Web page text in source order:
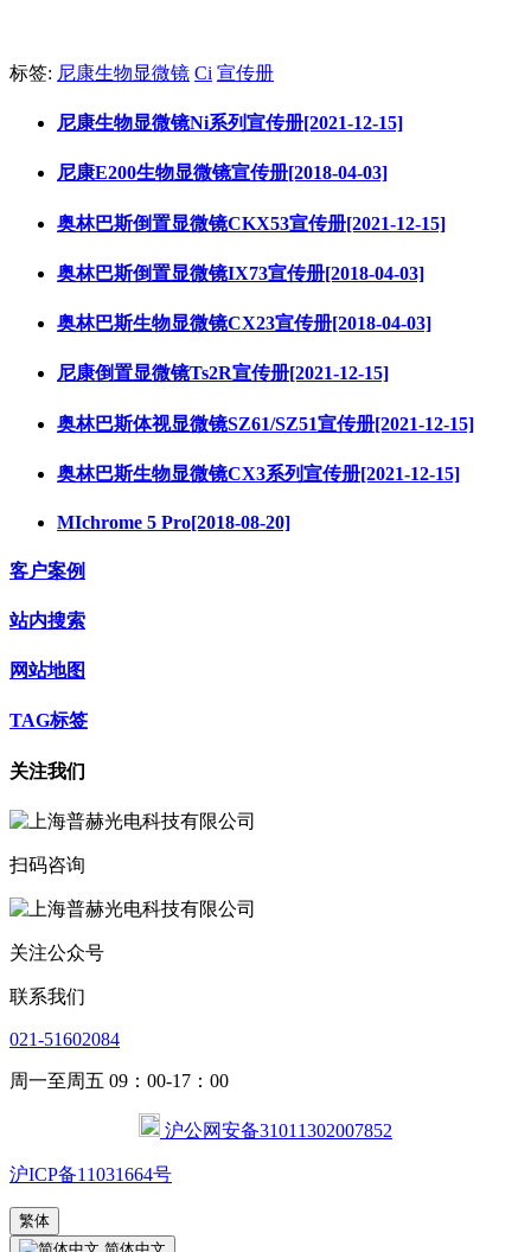
标签: 尼康生物显微镜 Ci 宣传册
尼康生物显微镜Ni系列宣传册[2021-12-15]
尼康E200生物显微镜宣传册[2018-04-03]
奥林巴斯倒置显微镜CKX53宣传册[2021-12-15]
奥林巴斯倒置显微镜IX73宣传册[2018-04-03]
奥林巴斯生物显微镜CX23宣传册[2018-04-03]
尼康倒置显微镜Ts2R宣传册[2021-12-15]
奥林巴斯体视显微镜SZ61/SZ51宣传册[2021-12-15]
奥林巴斯生物显微镜CX3系列宣传册[2021-12-15]
MIchrome 5 Pro[2018-08-20]
客户案例
站内搜索
网站地图
TAG标签
关注我们
扫码咨询
关注公众号
联系我们
021-51602084
周一至周五 09：00-17：00
沪公网安备31011302007852
沪ICP备11031664号
繁体